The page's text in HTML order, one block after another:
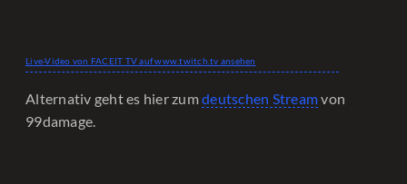
Live-Video von FACEIT TV auf www.twitch.tv ansehen
Alternativ geht es hier zumdeutschen Streamvon
99damage.